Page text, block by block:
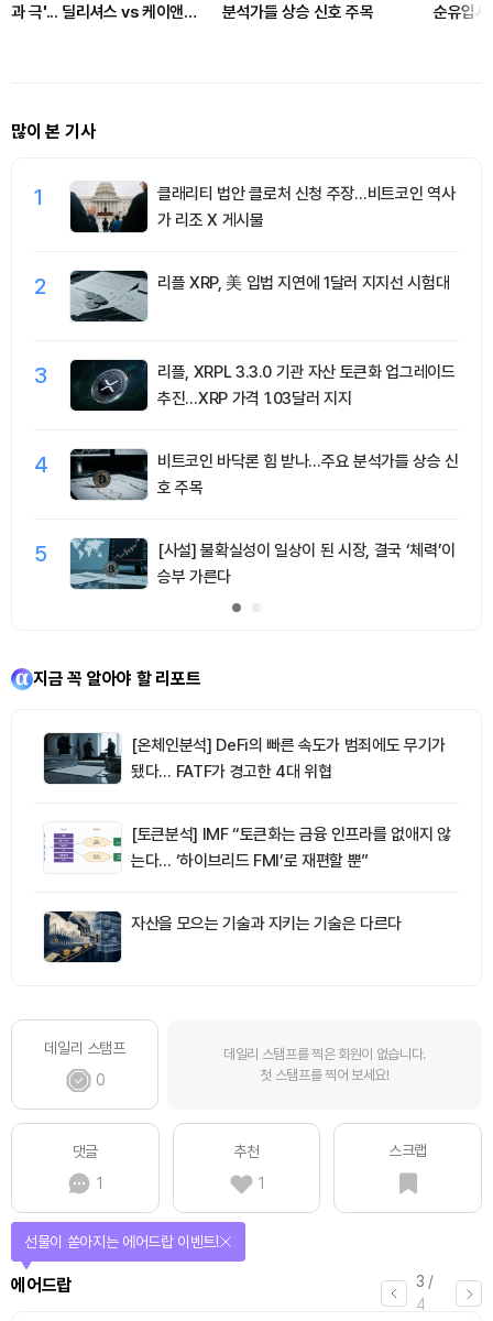
과 극'... 딜리셔스 vs 케이앤에
분석가들 상승 신호 주목
순유입
많이 본 기사
1
클래리티 법안 클로처 신청 주장…비트코인 역사
가 리조 X 게시물
2 리플 XRP, 美 입법 지연에 1달러 지지선 시험대
3
리플, XRPL 3.3.0 기관 자산 토큰화 업그레이드
추진…XRP 가격 1.03달러 지지
4
비트코인 바닥론 힘 받나…주요 분석가들 상승 신
호 주목
5
[사설] 불확실성이 일상이 된 시장, 결국 ‘체력’이
승부 가른다
지금 꼭 알아야 할 리포트
[온체인분석] DeFi의 빠른 속도가 범죄에도 무기가
됐다… FATF가 경고한 4대 위협
[토큰분석] IMF “토큰화는 금융 인프라를 없애지 않
는다… ‘하이브리드 FMI’로 재편할 뿐”
자산을 모으는 기술과 지키는 기술은 다르다
데일리 스탬프
0
데일리 스탬프를 찍은 회원이 없습니다.
첫 스탬프를 찍어 보세요!
댓글
1
추천
1
스크랩
3 /
4
에어드랍
선물이 쏟아지는 에어드랍 이벤트!